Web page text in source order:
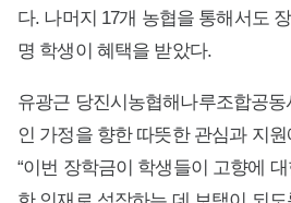
다. 나머지 17개 농협을 통해서도
명 학생이 혜택을 받았다.
유광근 당진시농협해나루조합공동
인 가정을 향한 따뜻한 관심과 지원
“이번 장학금이 학생들이 고향에